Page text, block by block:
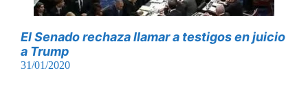
El Senado rechaza llamar a testigos en juicio
a Trump
31/01/2020